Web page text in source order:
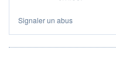
Signaler un abus